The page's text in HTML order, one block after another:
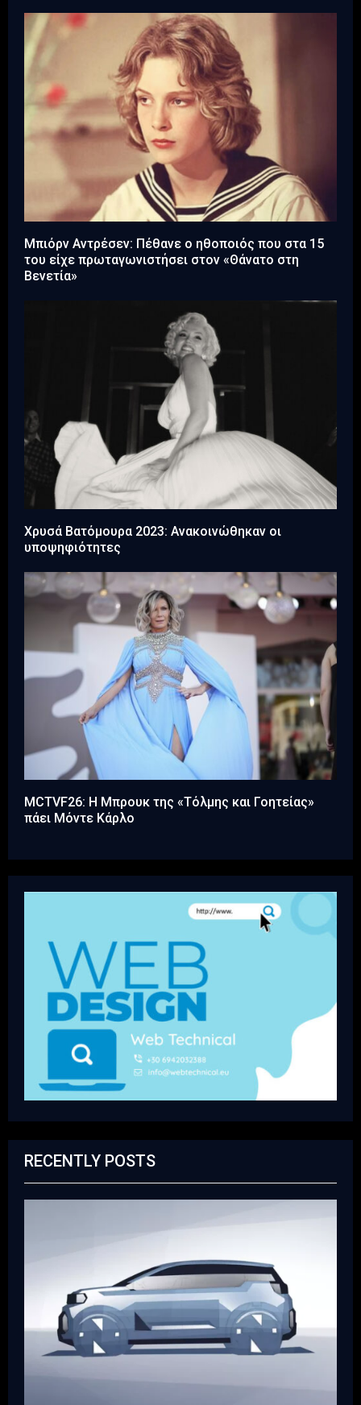
Μπιόρν Αντρέσεν: Πέθανε ο ηθοποιός που στα 15
του είχε πρωταγωνιστήσει στον «Θάνατο στη
Βενετία»
Χρυσά Βατόμουρα 2023: Ανακοινώθηκαν οι
υποψηφιότητες
MCTVF26: Η Μπρουκ της «Τόλμης και Γοητείας»
πάει Μόντε Κάρλο
RECENTLY POSTS